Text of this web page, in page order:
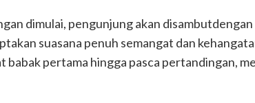
dimulai, pengunjung akan disambutdengan
suasana penuh semangat dan
babak pertama hingga pasca pertandingan,